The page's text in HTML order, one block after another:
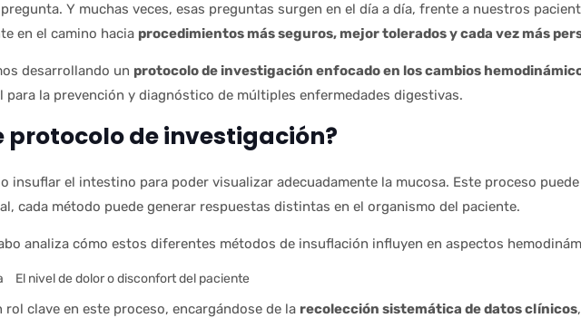
Y muchas veces, esas preguntas surgen en el día a día, frente a nuestros
en el camino hacia procedimientos más seguros, mejor tolerados y cada vez más
desarrollando un protocolo de investigación enfocado en los cambios
para la prevención y diagnóstico de múltiples enfermedades digestivas.
protocolo de investigación?
insuflar el intestino para poder visualizar adecuadamente la mucosa. Este proceso
cada método puede generar respuestas distintas en el organismo del paciente.
analiza cómo estos diferentes métodos de insuflación influyen en aspectos
El nivel de dolor o disconfort del paciente
rol clave en este proceso, encargándose de la recolección sistemática de datos clínicos